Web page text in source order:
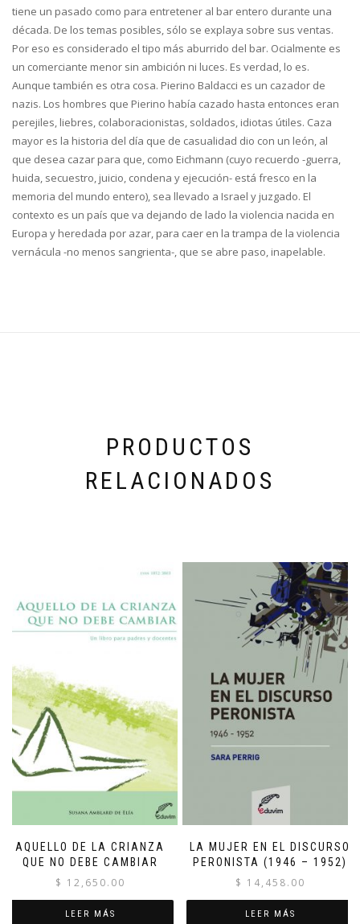
tiene un pasado como para entretener al bar entero durante una
década. De los temas posibles, sólo se explaya sobre sus ventas.
Por eso es considerado el tipo más aburrido del bar. Ocialmente es
un comerciante menor sin ambición ni luces. Es verdad, lo es.
Aunque también es otra cosa. Pierino Baldacci es un cazador de
nazis. Los hombres que Pierino había cazado hasta entonces eran
perejiles, liebres, colaboracionistas, soldados, idiotas útiles. Caza
mayor es la historia del día que de casualidad dio con un león, al
que desea cazar para que, como Eichmann (cuyo recuerdo -guerra,
huida, secuestro, juicio, condena y ejecución- está fresco en la
memoria del mundo entero), sea llevado a Israel y juzgado. El
contexto es un país que va dejando de lado la violencia nacida en
Europa y heredada por azar, para caer en la trampa de la violencia
vernácula -no menos sangrienta-, que se abre paso, inapelable.
PRODUCTOS
RELACIONADOS
AQUELLO DE LA CRIANZA
QUE NO DEBE CAMBIAR
$ 12,650.00
LEER MÁS
LA MUJER EN EL DISCURSO
PERONISTA (1946 – 1952)
$ 14,458.00
LEER MÁS